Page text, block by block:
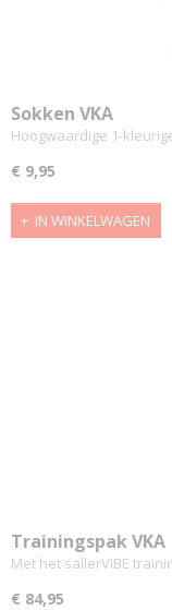
Sokken VKA
Hoogwaardige 1-
€ 9,95
IN WINKELWAGEN
Trainingspak VKA
Met het sallerVIBE
€ 84,95